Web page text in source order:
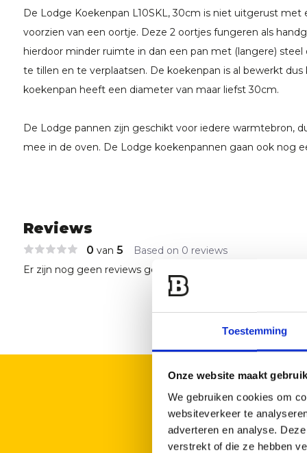
Toestemming
Onze website maakt
We gebruiken cookies om
websiteverkeer te
adverteren en analyse.
verstrekt of die ze hebben
De Lodge Koekenpan L10SKL, 30cm is niet uitgerust met
voorzien van een oortje. Deze 2 oortjes fungeren als
hierdoor minder ruimte in dan een pan met (langere) steel
te tillen en te verplaatsen. De koekenpan is al bewerkt
koekenpan heeft een diameter van maar liefst 30cm.
De Lodge pannen zijn geschikt voor iedere warmtebron,
mee in de oven. De Lodge koekenpannen gaan ook nog
Reviews
0 van 5 Based on 0 reviews
Er zijn nog geen reviews geschreven over dit product..
Lodge gietijzeren
koekenpan 26,04 cm met 2
ronde handgrepen